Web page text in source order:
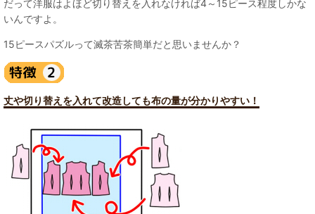
だって洋服はよほど切り替えを入れなければ4～15ピース程度しかな
いんですよ。
15ピースパズルって滅茶苦茶簡単だと思いませんか？
丈や切り替えを入れて改造しても布の量が分かりやすい！